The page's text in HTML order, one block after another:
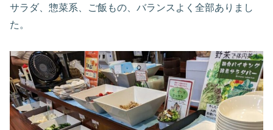
サラダ、惣菜系、ご飯もの、バランスよく全部ありまし
た。